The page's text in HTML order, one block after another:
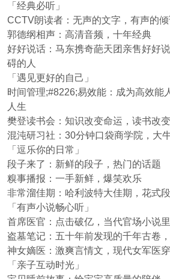
「经典必听」
CCTV朗读者：无声的文字，有声的
郭德纲相声：高清音频，十年经典
好好说话：马东携奇葩天团亲售好好
碍的人
「遇见更好的自己」
时间管理;#8226;易效能：成为高效能
人生
樊登读书会：知识改变命运，读书改
混沌研习社：30分钟口袋商学院，大
「逗乐你的日常」
段子来了：新鲜的段子，热门的话题
糗事播报：一手新鲜，爆笑欢乐
非常溜佳期：哈利波特大佳期，花式
「有声小说畅心听」
首席医官：点击破亿，当代官场小说
盗墓笔记：五十年前发现的千年古卷
神女嫡医：激爽言情文，现代女军医
「亲子互动时光」